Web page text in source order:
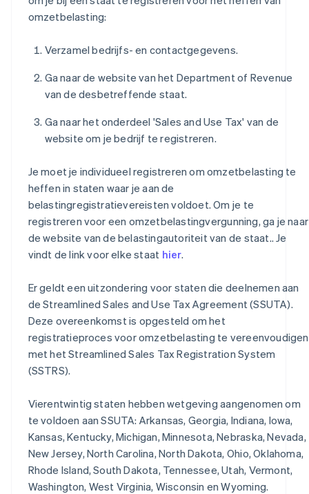
omzetbelasting:
Verzamel bedrijfs- en contactgegevens.
Ga naar de website van het Department of Revenue
van de desbetreffende staat.
Ga naar het onderdeel 'Sales and Use Tax' van de
website om je bedrijf te registreren.
Je moet je individueel registreren om omzetbelasting te
heffen in staten waar je aan de
belastingregistratievereisten voldoet. Om je te
registreren voor een omzetbelastingvergunning, ga je naar
de website van de belastingautoriteit van de staat.. Je
vindt de link voor elke staat hier.
Er geldt een uitzondering voor staten die deelnemen aan
de Streamlined Sales and Use Tax Agreement (SSUTA).
Deze overeenkomst is opgesteld om het
registratieproces voor omzetbelasting te vereenvoudigen
met het Streamlined Sales Tax Registration System
(SSTRS).
Vierentwintig staten hebben wetgeving aangenomen om
te voldoen aan SSUTA: Arkansas, Georgia, Indiana, Iowa,
Kansas, Kentucky, Michigan, Minnesota, Nebraska, Nevada,
New Jersey, North Carolina, North Dakota, Ohio, Oklahoma,
Rhode Island, South Dakota, Tennessee, Utah, Vermont,
Washington, West Virginia, Wisconsin en Wyoming.